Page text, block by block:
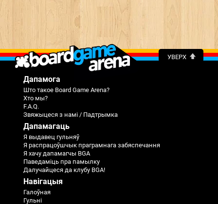
УВЕРХ
Дапамога
Што такое Board Game Arena?
Хто мы?
F.A.Q.
Звяжыцеся з намі / Падтрымка
Дапамагаць
Я выдавец гульняў
Я распрацоўшчык праграмнага забяспечання
Я хачу дапамагчы BGA
Паведаміць пра памылку
Далучайцеся да клубу BGA!
Навігацыя
Галоўная
Гульні